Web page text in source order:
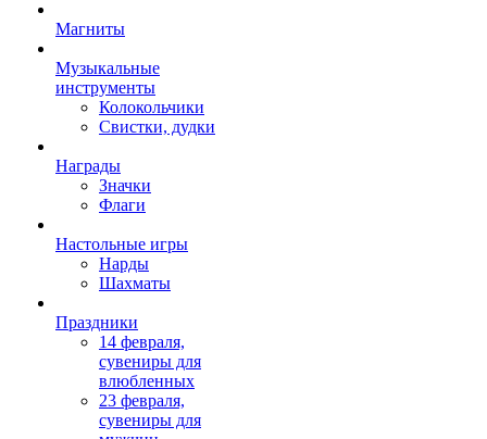
Магниты
Музыкальные
инструменты
Колокольчики
Свистки, дудки
Награды
Значки
Флаги
Настольные игры
Нарды
Шахматы
Праздники
14 февраля,
сувениры для
влюбленных
23 февраля,
сувениры для